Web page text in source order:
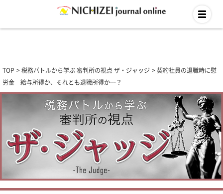
TOP 税務バトルから学ぶ 審判所の視点 ザ・ジャッジ
契約社員の退職時に慰
労金 給与所得か、それとも退職所得か…？